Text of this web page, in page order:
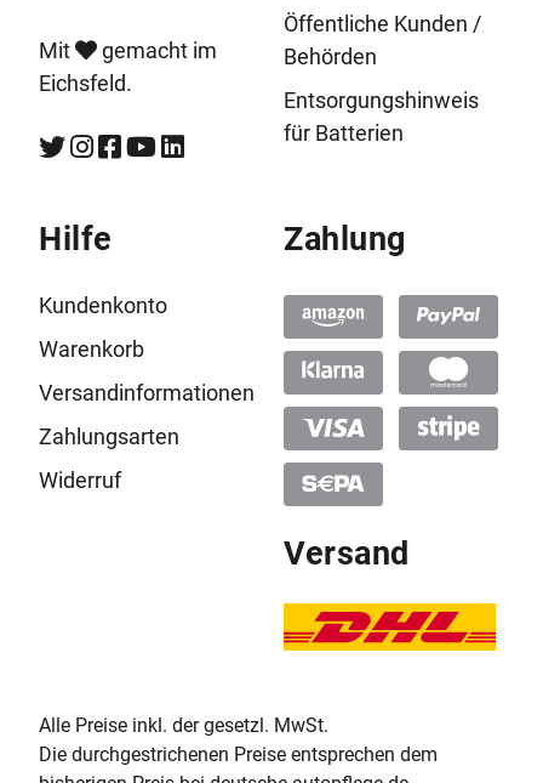
Mit
gemacht im
Eichsfeld.
Öffentliche Kunden /
Behörden
Entsorgungshinweis
für Batterien
Hilfe
Kundenkonto
Warenkorb
Versandinformationen
Zahlungsarten
Widerruf
Zahlung
Versand
Alle Preise inkl. der gesetzl. MwSt.
Die durchgestrichenen Preise entsprechen dem